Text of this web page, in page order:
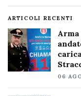
ARTICOLI RECENTI
06